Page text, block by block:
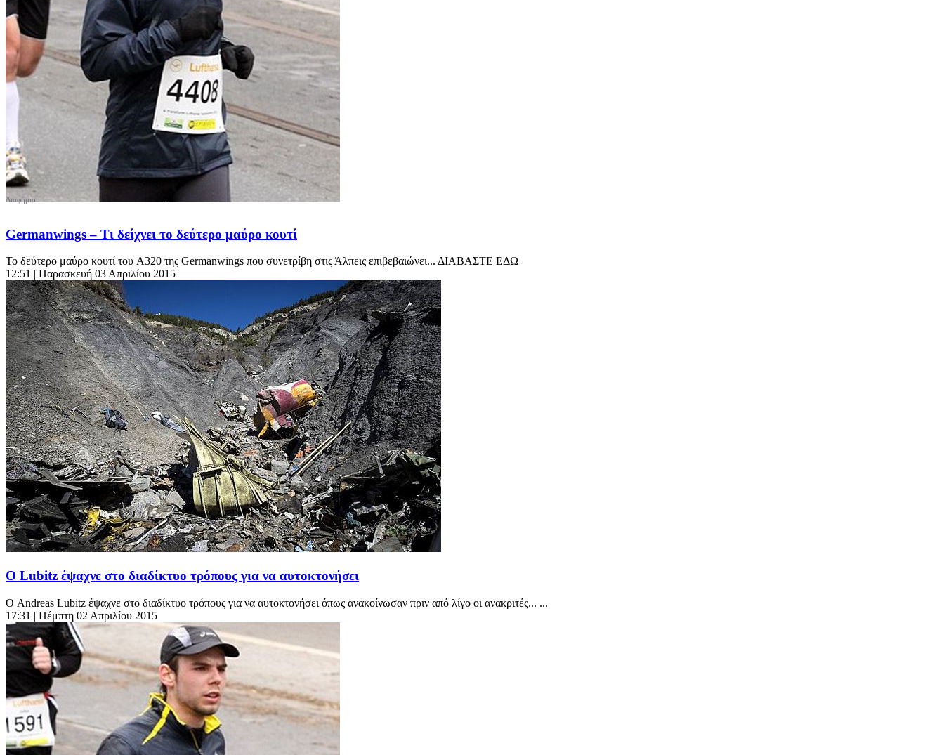
Germanwings – Τι δείχνει το δεύτερο μαύρο κουτί
Το δεύτερο μαύρο κουτί του A320 της Germanwings που συνετρίβη στις Άλπεις επιβεβαιώνει... ΔΙΑΒΑΣΤΕ ΕΔΩ
12:51 | Παρασκευή 03 Απριλίου 2015
O Lubitz έψαχνε στο διαδίκτυο τρόπους για να αυτοκτονήσει
Ο Andreas Lubitz έψαχνε στο διαδίκτυο τρόπους για να αυτοκτονήσει όπως ανακοίνωσαν πριν από λίγο οι ανακριτές... ...
17:31 | Πέμπτη 02 Απριλίου 2015